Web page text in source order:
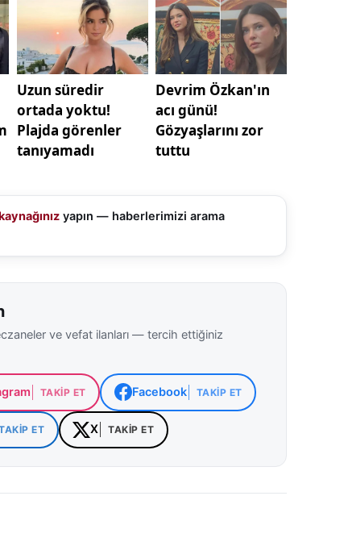
yapın — haberlerimizi arama
ve vefat ilanları — tercih ettiğiniz
TAKIP ET Facebook TAKIP ET
ET X TAKIP ET